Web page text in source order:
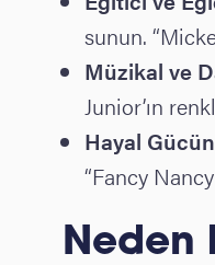
sunun.
Müzikal ve
Junior’ın
Hayal
“Fancy
Neden